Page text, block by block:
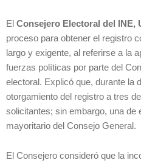
El Consejero Electoral del INE,
proceso para obtener el registro
largo y exigente, al referirse a la
fuerzas políticas por parte del
electoral. Explicó que, durante la
otorgamiento del registro a tres
solicitantes; sin embargo, una de
mayoritario del Consejo General.
El Consejero consideró que la